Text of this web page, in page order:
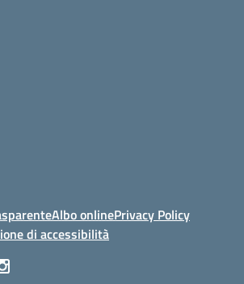
Albo onlinePrivacy Policy
di accessibilità